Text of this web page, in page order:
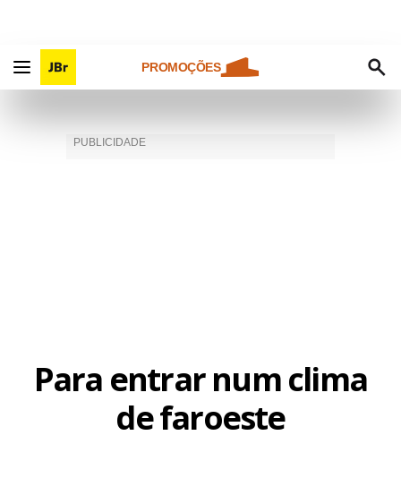
PROMOÇÕES
Para entrar num clima
de faroeste